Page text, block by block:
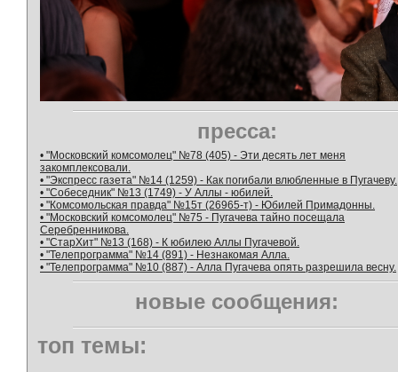
пресса:
• "Московский комсомолец" №78 (405) - Эти десять лет меня
закомплексовали.
• "Экспресс газета" №14 (1259) - Как погибали влюбленные в Пугачеву.
• "Собеседник" №13 (1749) - У Аллы - юбилей.
• "Комсомольская правда" №15т (26965-т) - Юбилей Примадонны.
• "Московский комсомолец" №75 - Пугачева тайно посещала
Серебренникова.
• "СтарХит" №13 (168) - К юбилею Аллы Пугачевой.
• "Телепрограмма" №14 (891) - Незнакомая Алла.
• "Телепрограмма" №10 (887) - Алла Пугачева опять разрешила весну.
новые сообщения:
топ темы: